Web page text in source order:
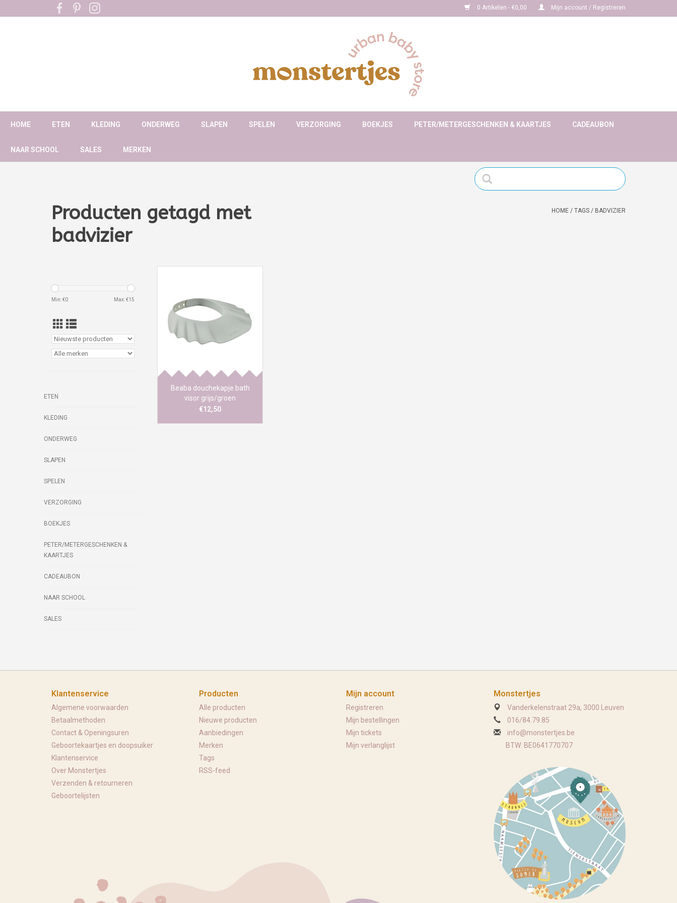
0 Artikelen - €0,00 Mijn account / Registreren
HOME ETEN KLEDING ONDERWEG SLAPEN SPELEN VERZORGING BOEKJES PETER/METERGESCHENKEN & KAARTJES CADEAUBON
NAAR SCHOOL SALES MERKEN
Producten getagd met
badvizier
HOME / TAGS / BADVIZIER
Min: €0 Max: €15
ETEN
KLEDING
ONDERWEG
SLAPEN
SPELEN
VERZORGING
BOEKJES
PETER/METERGESCHENKEN &
KAARTJES
CADEAUBON
NAAR SCHOOL
SALES
Het badvizier is ontworpen om
badtijd aangenamer te maken
beschermen. Dit accessoire is
ideaal voor ouders die het haar
dat er water of shampoo in de
ogen komt. Dankzij
Beaba douchekapje bath
visor grijs/groen
€12,50
Klantenservice
Algemene voorwaarden
Betaalmethoden
Contact & Openingsuren
Geboortekaartjes en doopsuiker
Klantenservice
Over Monstertjes
Verzenden & retourneren
Geboortelijsten
Producten
Alle producten
Nieuwe producten
Aanbiedingen
Merken
Tags
RSS-feed
Mijn account
Registreren
Mijn bestellingen
Mijn tickets
Mijn verlanglijst
Monstertjes
Vanderkelenstraat 29a, 3000 Leuven
016/84.79.85
info@monstertjes.be
BTW: BE0641770707